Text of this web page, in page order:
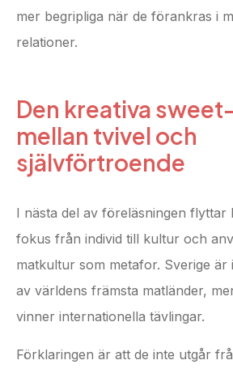
mer begripliga när de förankras i
relationer.
Den kreativa
mellan tvivel och
självförtroende
I nästa del av föreläsningen flyttar
fokus från individ till kultur och
matkultur som metafor. Sverige är
av världens främsta matländer,
vinner internationella tävlingar.
Förklaringen är att de inte utgår